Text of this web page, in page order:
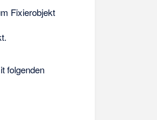
Fixierobjekt
folgenden